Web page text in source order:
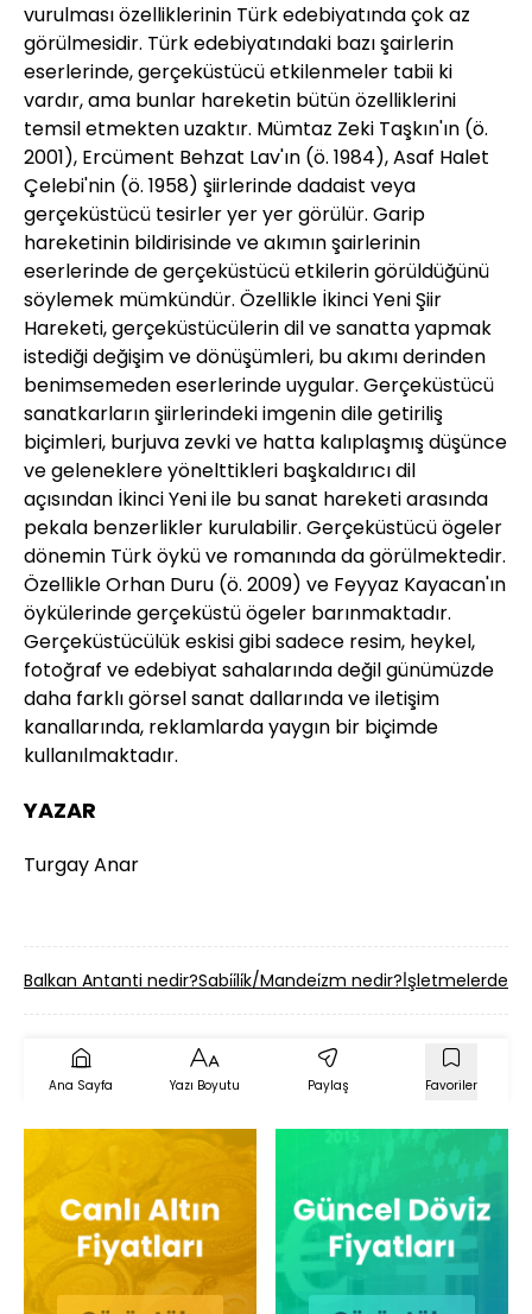
vurulması özelliklerinin Türk edebiyatında çok az
görülmesidir. Türk edebiyatındaki bazı şairlerin
eserlerinde, gerçeküstücü etkilenmeler tabii ki
vardır, ama bunlar hareketin bütün özelliklerini
temsil etmekten uzaktır. Mümtaz Zeki Taşkın'ın (ö.
2001), Ercüment Behzat Lav'ın (ö. 1984), Asaf Halet
Çelebi'nin (ö. 1958) şiirlerinde dadaist veya
gerçeküstücü tesirler yer yer görülür. Garip
hareketinin bildirisinde ve akımın şairlerinin
eserlerinde de gerçeküstücü etkilerin görüldüğünü
söylemek mümkündür. Özellikle İkinci Yeni Şiir
Hareketi, gerçeküstücülerin dil ve sanatta yapmak
istediği değişim ve dönüşümleri, bu akımı derinden
benimsemeden eserlerinde uygular. Gerçeküstücü
sanatkarların şiirlerindeki imgenin dile getiriliş
biçimleri, burjuva zevki ve hatta kalıplaşmış düşünce
ve geleneklere yönelttikleri başkaldırıcı dil
açısından İkinci Yeni ile bu sanat hareketi arasında
pekala benzerlikler kurulabilir. Gerçeküstücü ögeler
dönemin Türk öykü ve romanında da görülmektedir.
Özellikle Orhan Duru (ö. 2009) ve Feyyaz Kayacan'ın
öykülerinde gerçeküstü ögeler barınmaktadır.
Gerçeküstücülük eskisi gibi sadece resim, heykel,
fotoğraf ve edebiyat sahalarında değil günümüzde
daha farklı görsel sanat dallarında ve iletişim
kanallarında, reklamlarda yaygın bir biçimde
kullanılmaktadır.
YAZAR
Turgay Anar
Balkan Antanti nedir?Sabi̇i̇li̇k/Mandei̇zm nedir?İ̇şletmelerde
Ana Sayfa Yazı Boyutu Paylaş Favoriler